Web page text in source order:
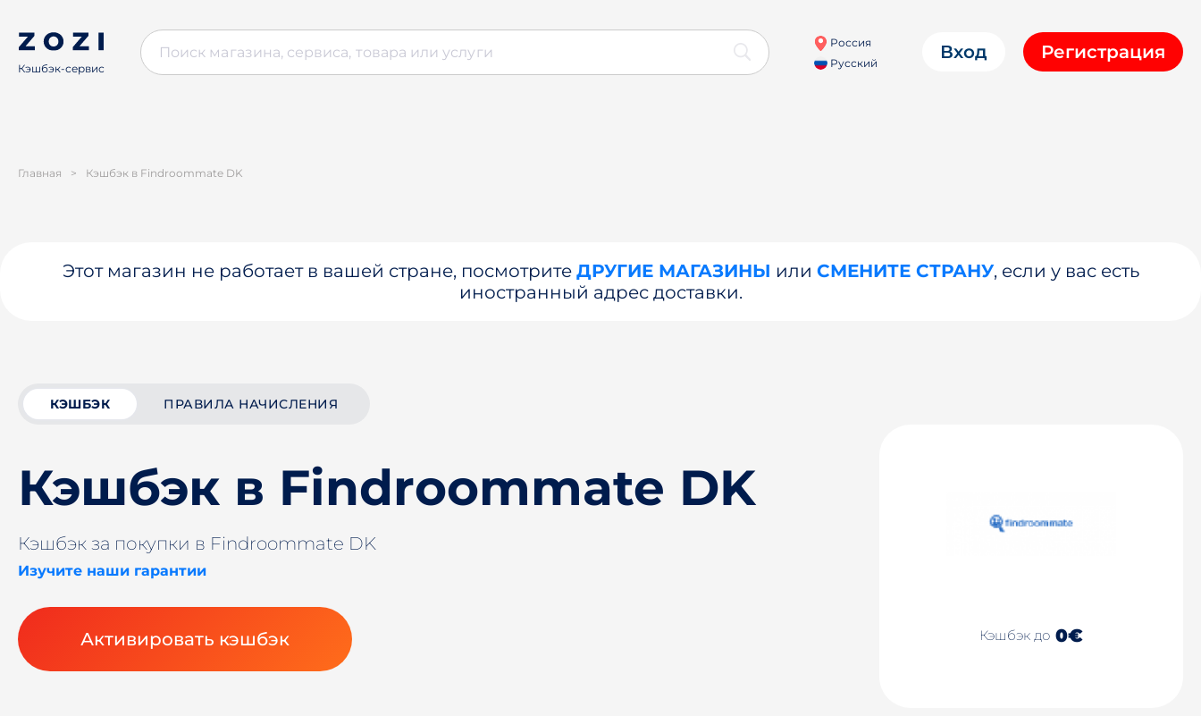
Кэшбэк-сервис
Россия
Русский
Вход Регистрация
Главная > Кэшбэк в Findroommate DK
Этот магазин не работает в вашей стране, посмотрите ДРУГИЕ МАГАЗИНЫ или СМЕНИТЕ СТРАНУ, если у вас есть
иностранный адрес доставки.
КЭШБЭК ПРАВИЛА НАЧИСЛЕНИЯ
Кэшбэк в Findroommate DK
Кэшбэк за покупки в Findroommate DK
Изучите наши гарантии
Активировать кэшбэк Кэшбэк до 0€